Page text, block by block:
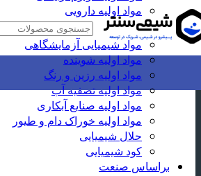
مواد اولیه دارویی
مواد شیمیایی آزمایشگاهی
مواد اولیه شوینده
مواد اولیه رزین و رنگ
مواد اولیه تصفیه آب
مواد اولیه صنایع آبکاری
مواد اولیه خوراک دام و طیور
حلال شیمیایی
کود شیمیایی
براساس صنعت
خانهلیست مواد اولیهمواد اولیه داروییال متیونین